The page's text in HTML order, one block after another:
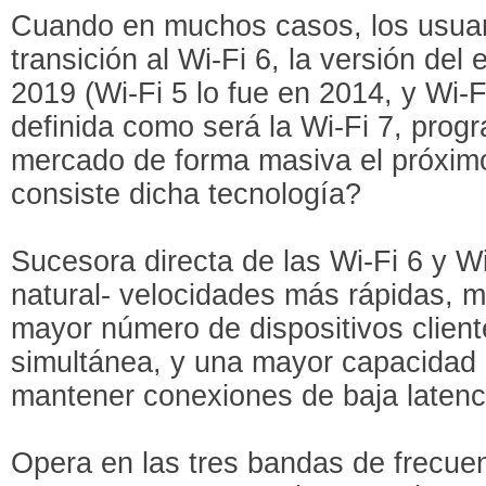
Cuando en muchos casos, los
transición al Wi-Fi 6, la versión del
2019 (Wi-Fi 5 lo fue en 2014, y Wi-
definida como será la Wi-Fi 7,
mercado de forma masiva el
consiste dicha tecnología?
Sucesora directa de las Wi-Fi 6 y
natural- velocidades más rápidas,
mayor número de dispositivos
simultánea, y una mayor
mantener conexiones de baja
Opera en las tres bandas de